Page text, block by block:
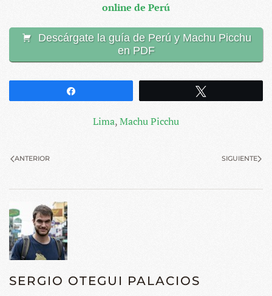
online de Perú
Descárgate la guía de Perú y Machu Picchu
en PDF
Lima,Machu Picchu
ANTERIOR SIGUIENTE
SERGIO OTEGUI PALACIOS